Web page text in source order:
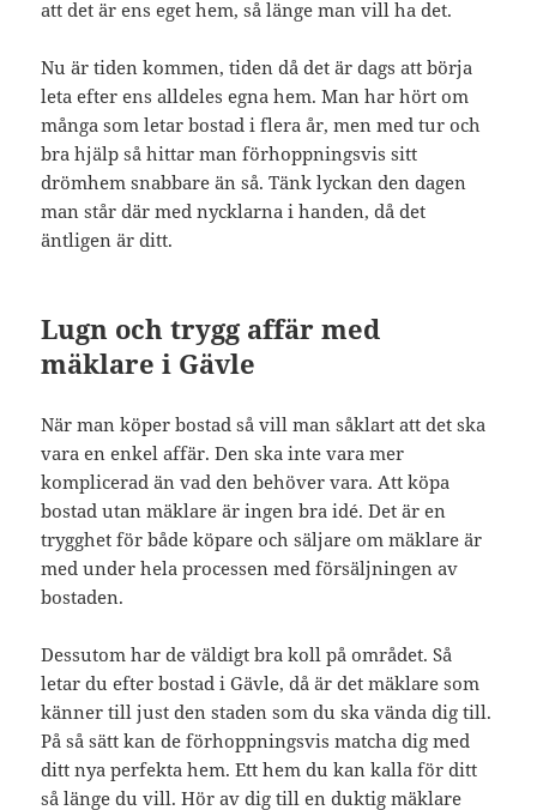
att det är ens eget hem, så länge man vill ha det.
Nu är tiden kommen, tiden då det är dags att börja
leta efter ens alldeles egna hem. Man har hört om
många som letar bostad i flera år, men med tur och
bra hjälp så hittar man förhoppningsvis sitt
drömhem snabbare än så. Tänk lyckan den dagen
man står där med nycklarna i handen, då det
äntligen är ditt.
Lugn och trygg affär med
mäklare i Gävle
När man köper bostad så vill man såklart att det ska
vara en enkel affär. Den ska inte vara mer
komplicerad än vad den behöver vara. Att köpa
bostad utan mäklare är ingen bra idé. Det är en
trygghet för både köpare och säljare om mäklare är
med under hela processen med försäljningen av
bostaden.
Dessutom har de väldigt bra koll på området. Så
letar du efter bostad i Gävle, då är det mäklare som
känner till just den staden som du ska vända dig till.
På så sätt kan de förhoppningsvis matcha dig med
ditt nya perfekta hem. Ett hem du kan kalla för ditt
så länge du vill. Hör av dig till en duktig mäklare